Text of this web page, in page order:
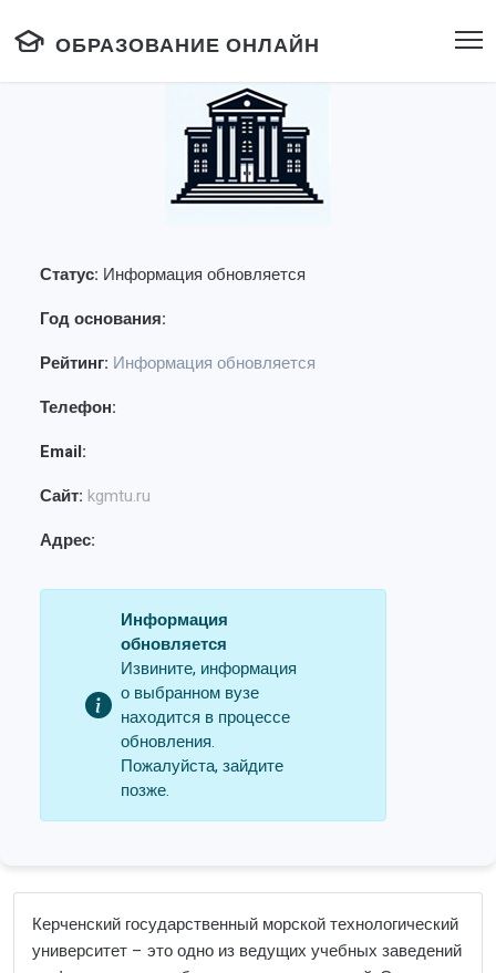
ОБРАЗОВАНИЕ ОНЛАЙН
Статус: Информация обновляется
Год основания:
Рейтинг: Информация обновляется
Телефон:
Email:
Сайт: kgmtu.ru
Адрес:
Информация
обновляется
Извините, информация
о выбранном вузе
находится в процессе
обновления.
Пожалуйста, зайдите
позже.
Керченский государственный морской технологический
университет – это одно из ведущих учебных заведений